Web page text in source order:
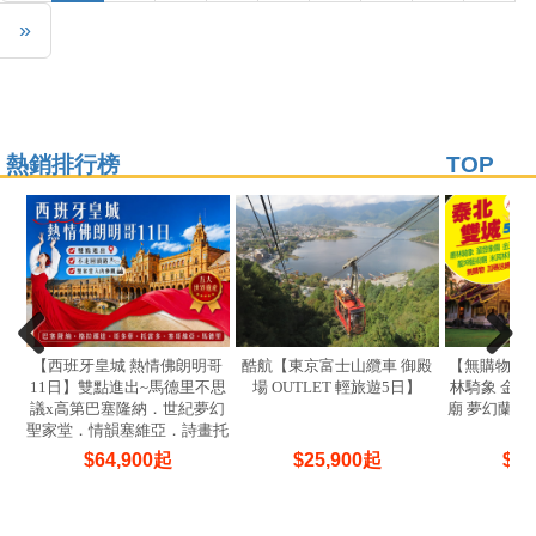
»Next
熱銷排行榜 TOP
【西班牙皇城 熱情佛朗明哥
11日】雙點進出~馬德里不思
議x高第巴塞隆納．世紀夢幻
聖家堂．情韻塞維亞．詩畫托
雷多．花韻哥多華
$64,900起
酷航【東京富士山纜車 御殿
場 OUTLET 輕旅遊5日】
$25,900起
【無購物
林騎象 金三
廟 夢幻蘭谷
$